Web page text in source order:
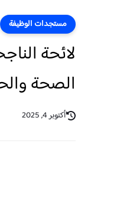
مستجدات الوظيفة
الصحة
أكتوبر 4, 2025